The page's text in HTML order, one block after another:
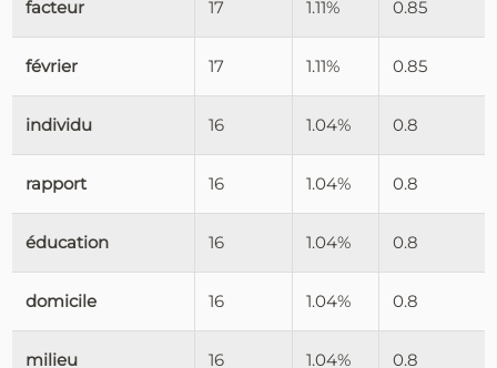
facteur 17 1.11% 0.85
février 17 1.11% 0.85
individu 16 1.04% 0.8
rapport 16 1.04% 0.8
éducation 16 1.04% 0.8
domicile 16 1.04% 0.8
milieu 16 1.04% 0.8